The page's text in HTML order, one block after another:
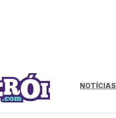
NOTÍCIAS